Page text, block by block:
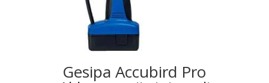
Gesipa Accubird Pro